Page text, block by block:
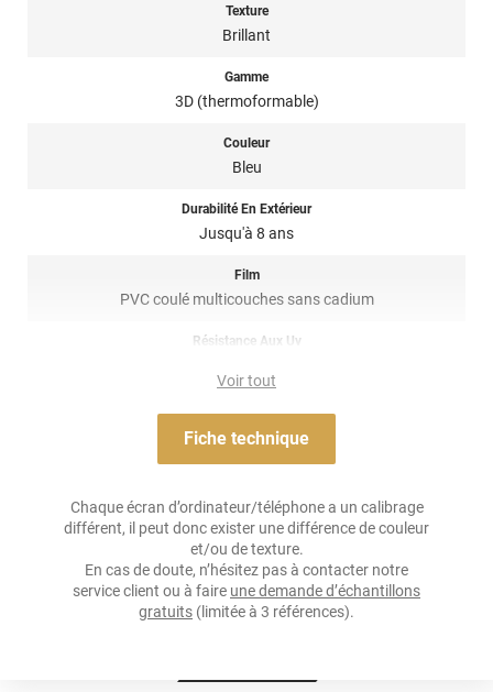
confortable à appliquer grâce à ses micro canaux d'évacuation
de l'air pour un résultat sans plis ni bulles !
Ce film dispose d'une protection sur la couleur du covering qui
réduit le risque de marques et rayures
covering 3M, doit impérativement être
nettoyé avec une solution liquide sans solvants agressifs ou
Note importante : faire son choix entre un covering 2D ou 3D ?
film de coveringdispose d’une finition 3D, c’est-à-
(décapeur thermique ou sèche-cheveux), il est conseillé dans la
partiel covering
comme des rétroviseurs par
exemple. Un doute ? N’hésitez pas à contacter notre équipe pour
plus d’information !
Texture
Brillant
Gamme
3D (thermoformable)
Couleur
Bleu
Durabilité En Extérieur
Jusqu'à 8 ans
Film
PVC coulé multicouches sans cadium
Résistance Aux Uv
Acrylique solvant, sensible à la pression, repositionnable
Épaisseur
90 µ
Température D'application
Voir tout
Fiche technique
Chaque écran d’ordinateur/téléphone a un calibrage
différent, il peut donc exister une différence de couleur
et/ou de texture.
En cas de doute, n’hésitez pas à contacter notre
service client ou à faire une demande d’échantillons
gratuits (limitée à 3 références).